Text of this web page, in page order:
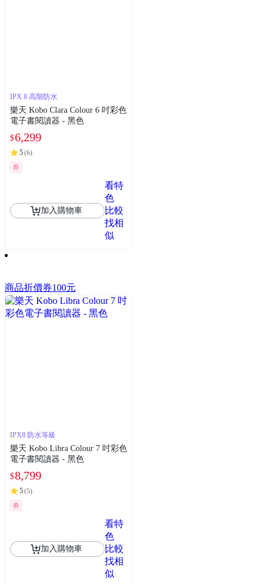
IPX 8 高階防水
樂天 Kobo Clara Colour 6 吋彩色
電子書閱讀器 - 黑色
$6,299
5(6)
券
加入購物車
看特
色
比較
找相
似
商品折價券100元
IPX8 防水等級
樂天 Kobo Libra Colour 7 吋彩色
電子書閱讀器 - 黑色
$8,799
5(5)
券
加入購物車
看特
色
比較
找相
似